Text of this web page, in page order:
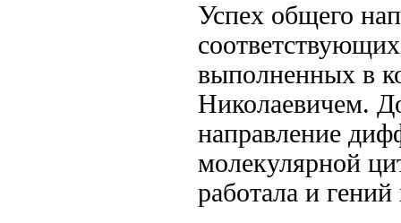
Успех общего
выполненных в
Николаевичем.
направление
молекулярной
работала и